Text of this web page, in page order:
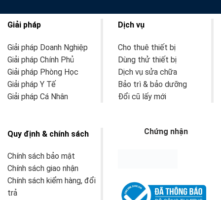
Giải pháp
Giải pháp Doanh Nghiệp
Giải pháp Chính Phủ
Giải pháp Phòng Học
Giải pháp Y Tế
Giải pháp Cá Nhân
Dịch vụ
Cho thuê thiết bị
Dùng thử thiết bị
Dịch vụ sửa chữa
Bảo trì & bảo dưỡng
Đổi cũ lấy mới
Quy định & chính sách
Chính sách bảo mật
Chính sách giao nhận
Chính sách kiểm hàng, đổi
trả
Chứng nhận